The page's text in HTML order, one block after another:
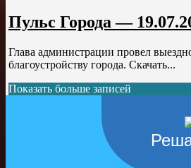
Пульс Города —
Глава администрации провел
благоустройству города. Скачать...
Показать больше записей